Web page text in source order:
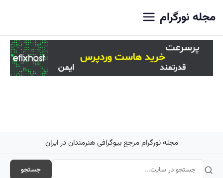
مجله نورگرام
مجله نورگرام مرجع بیوگرافی هنرمندان در ایران
جستجو